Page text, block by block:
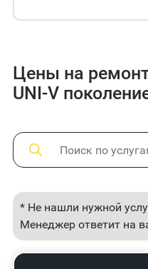
Цены на
UNI-V
* Не нашли нужной
Менеджер ответит на